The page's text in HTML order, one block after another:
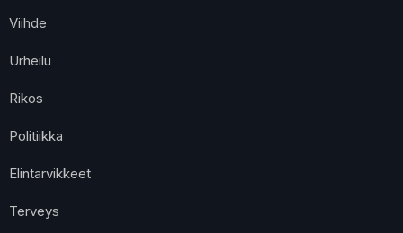
Viihde
Urheilu
Rikos
Politiikka
Elintarvikkeet
Terveys